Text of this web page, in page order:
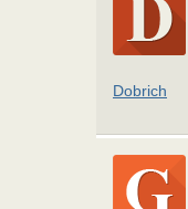
Dobrich